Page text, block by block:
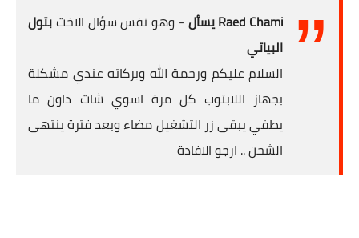
Raed Chami يسأل - وهو نفس سؤال الاختبتول
البياتي
السلام عليكم ورحمة الله وبركاته عندي مشكلة
بجهاز اللابتوب كل مرة اسوي شات داون ما
يطفي يبقى زر التشغيل مضاء وبعد فترة ينتهى
الشحن .. ارجو الافادة